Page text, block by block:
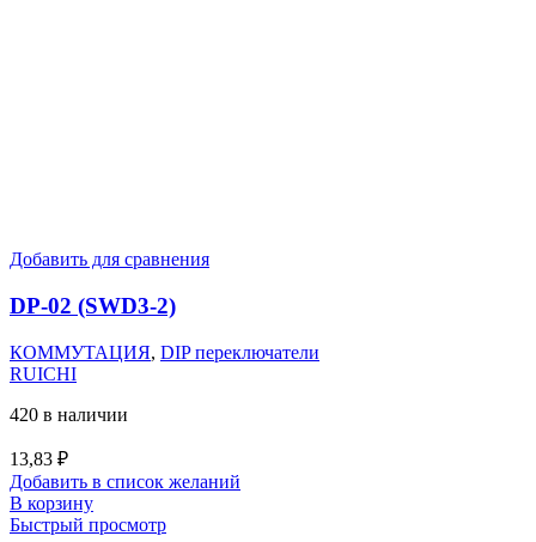
Добавить для сравнения
DP-02 (SWD3-2)
КОММУТАЦИЯ, DIP переключатели
RUICHI
420 в наличии
13,83 ₽
Добавить в список желаний
В корзину
Быстрый просмотр